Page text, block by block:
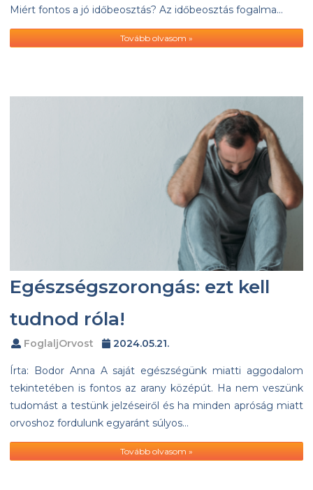
Miért fontos a jó időbeosztás? Az időbeosztás fogalma…
Tovább olvasom »
Egészségszorongás: ezt kell
tudnod róla!
FoglaljOrvost 2024.05.21.
Írta: Bodor Anna A saját egészségünk miatti aggodalom
tekintetében is fontos az arany középút. Ha nem veszünk
tudomást a testünk jelzéseiről és ha minden apróság miatt
orvoshoz fordulunk egyaránt súlyos…
Tovább olvasom »